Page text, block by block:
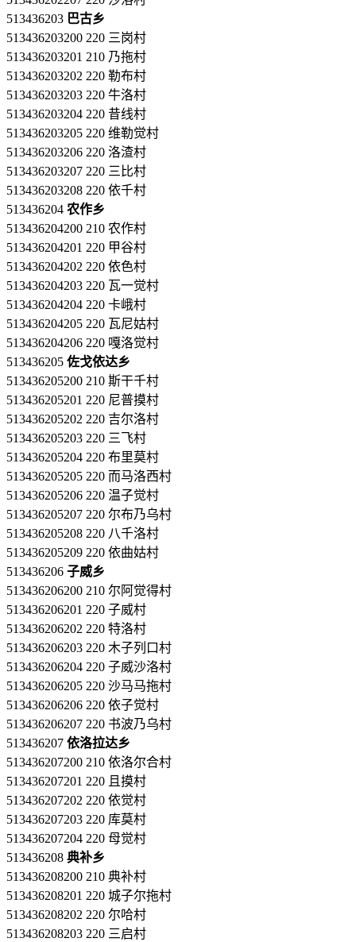
513436203 巴古乡
513436203200 220 三岗村
513436203201 210 乃拖村
513436203202 220 勒布村
513436203203 220 牛洛村
513436203204 220 昔线村
513436203205 220 维勒觉村
513436203206 220 洛渣村
513436203207 220 三比村
513436203208 220 依千村
513436204 农作乡
513436204200 210 农作村
513436204201 220 甲谷村
513436204202 220 依色村
513436204203 220 瓦一觉村
513436204204 220 卡峨村
513436204205 220 瓦尼姑村
513436204206 220 嘎洛觉村
513436205 佐戈依达乡
513436205200 210 斯干千村
513436205201 220 尼普摸村
513436205202 220 吉尔洛村
513436205203 220 三飞村
513436205204 220 布里莫村
513436205205 220 而马洛西村
513436205206 220 温子觉村
513436205207 220 尔布乃乌村
513436205208 220 八千洛村
513436205209 220 依曲姑村
513436206 子威乡
513436206200 210 尔阿觉得村
513436206201 220 子威村
513436206202 220 特洛村
513436206203 220 木子列口村
513436206204 220 子威沙洛村
513436206205 220 沙马马拖村
513436206206 220 依子觉村
513436206207 220 书波乃乌村
513436207 依洛拉达乡
513436207200 210 依洛尔合村
513436207201 220 且摸村
513436207202 220 依觉村
513436207203 220 库莫村
513436207204 220 母觉村
513436208 典补乡
513436208200 210 典补村
513436208201 220 城子尔拖村
513436208202 220 尔哈村
513436208203 220 三启村